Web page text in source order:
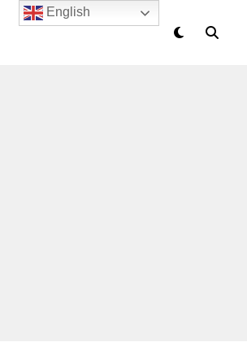
English